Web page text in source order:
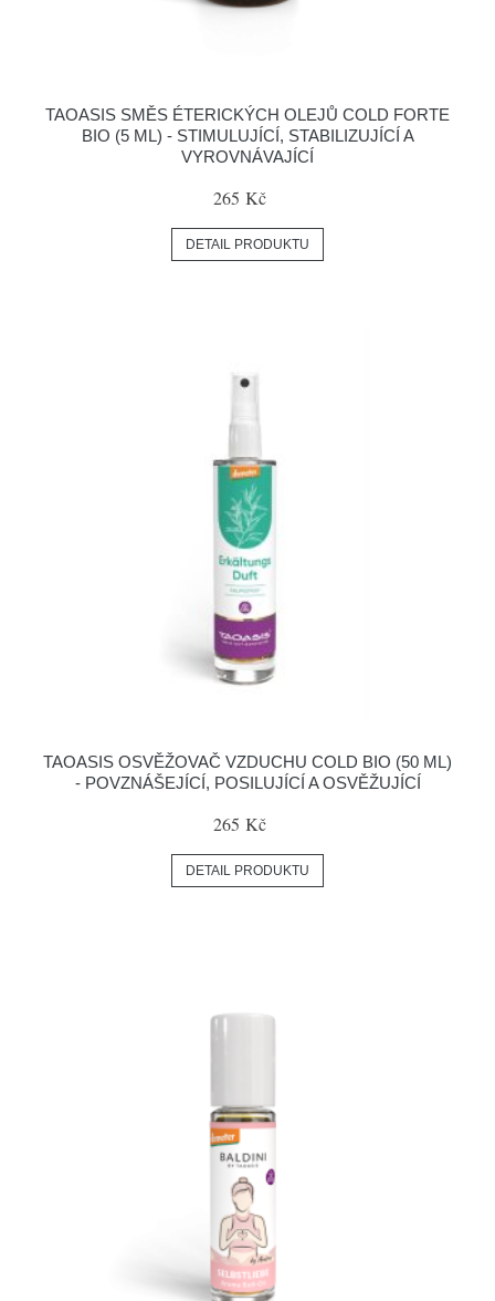
TAOASIS SMĚS ÉTERICKÝCH OLEJŮ COLD FORTE
BIO (5 ML) - STIMULUJÍCÍ, STABILIZUJÍCÍ A
VYROVNÁVAJÍCÍ
265 Kč
DETAIL PRODUKTU
TAOASIS OSVĚŽOVAČ VZDUCHU COLD BIO (50 ML)
- POVZNÁŠEJÍCÍ, POSILUJÍCÍ A OSVĚŽUJÍCÍ
265 Kč
DETAIL PRODUKTU